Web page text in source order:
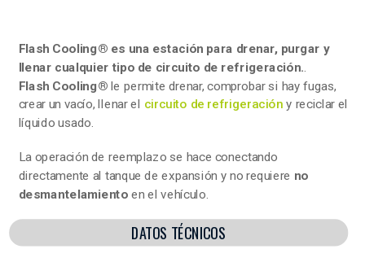
Flash Cooling® es una estación para drenar, purgar y
llenar cualquier tipo de circuito de refrigeración.
Flash Cooling®le permite drenar, comprobar si hay fugas,
crear un vacío, llenar el circuito de refrigeración y reciclar el
líquido usado.
La operación de reemplazo se hace conectando
directamente al tanque de expansión y no requiere no
desmantelamiento en el vehículo.
DATOS TÉCNICOS